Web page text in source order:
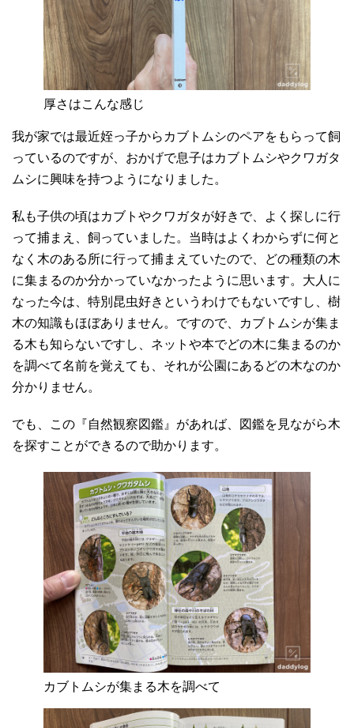
厚さはこんな感じ
我が家では最近姪っ子からカブトムシのペアをもらって飼
っているのですが、おかげで息子はカブトムシやクワガタ
ムシに興味を持つようになりました。
私も子供の頃はカブトやクワガタが好きで、よく探しに行
って捕まえ、飼っていました。当時はよくわからずに何と
なく木のある所に行って捕まえていたので、どの種類の木
に集まるのか分かっていなかったように思います。大人に
なった今は、特別昆虫好きというわけでもないですし、樹
木の知識もほぼありません。ですので、カブトムシが集ま
る木も知らないですし、ネットや本でどの木に集まるのか
を調べて名前を覚えても、それが公園にあるどの木なのか
分かりません。
でも、この『自然観察図鑑』があれば、図鑑を見ながら木
を探すことができるので助かります。
カブトムシが集まる木を調べて